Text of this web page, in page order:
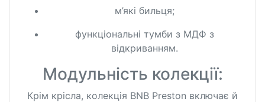
м’які бильця;
функціональні тумби з МДФ з
відкриванням.
Модульність колекції:
Крім крісла, колекція BNB Preston включає й